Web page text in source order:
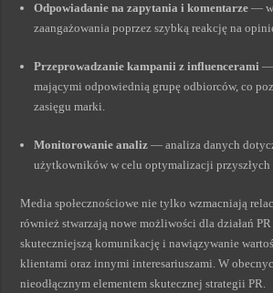
Odpowiadanie na zapytania i komentarze —
zaangażowania poprzez szybką reakcję na
Przeprowadzanie kampanii z influencerami —
mającymi odpowiednią grupę odbiorców, co
zasięgu marki.
Monitorowanie analiz — analiza danych
użytkowników w celu optymalizacji przyszłych
Media społecznościowe nie tylko wzmacniają
również stwarzają nowe możliwości dla działań
skuteczniejszą komunikację i nawiązywanie
klientami oraz innymi interesariuszami. W
nieodłącznym elementem skutecznej strategii PR.